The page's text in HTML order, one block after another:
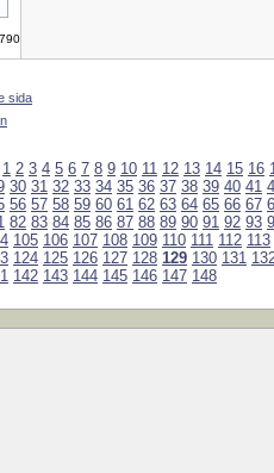
sida
1 2 3 4 5 6 7 8 9 10 11 12 13 14 15 16
30 31 32 33 34 35 36 37 38 39 40 41
56 57 58 59 60 61 62 63 64 65 66 67
82 83 84 85 86 87 88 89 90 91 92 93
105 106 107 108 109 110 111 112 113
124 125 126 127 128 129 130 131
142 143 144 145 146 147 148